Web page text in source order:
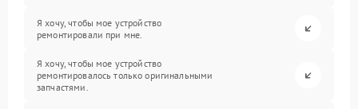
Я хочу, чтобы мое устройство
ремонтировали при мне.
Я хочу, чтобы мое устройство
ремонтировалось только оригинальными
запчастями.